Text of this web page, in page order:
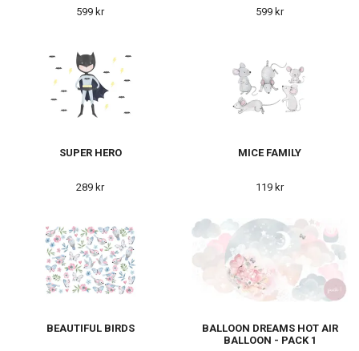
599 kr 599 kr
SUPER HERO
289 kr
MICE FAMILY
119 kr
BEAUTIFUL BIRDS
BALLOON DREAMS HOT AIR
BALLOON - PACK 1